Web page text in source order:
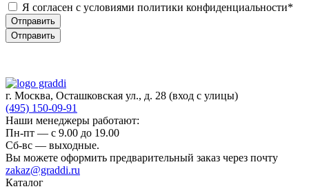
Я согласен с условиями политики конфиденциальности*
Отправить
Отправить
г. Москва, Осташковская ул., д. 28 (вход с улицы)
(495) 150-09-91
Наши менеджеры работают:
Пн-пт — c 9.00 до 19.00
Сб-вс — выходные.
Вы можете оформить предварительный заказ через почту
zakaz@graddi.ru
Каталог